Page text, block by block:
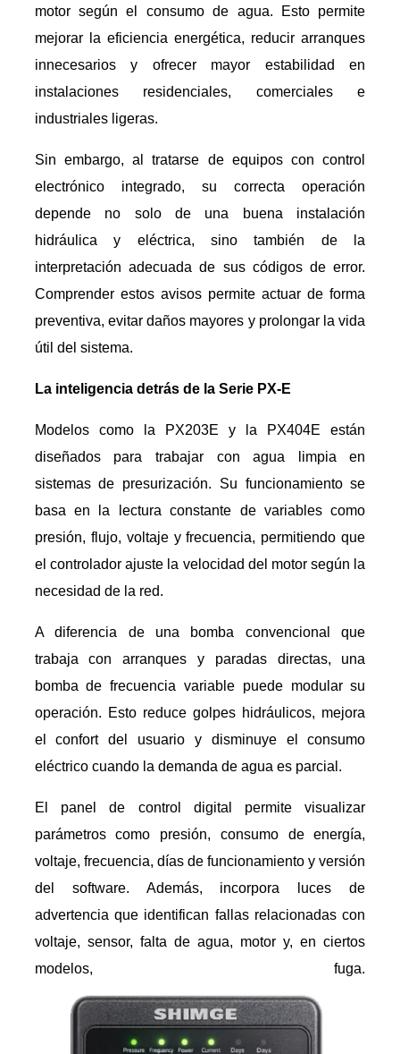
motor según el consumo de agua. Esto permite
mejorar la eficiencia energética, reducir arranques
innecesarios y ofrecer mayor estabilidad en
instalaciones residenciales, comerciales e
industriales ligeras.
Sin embargo, al tratarse de equipos con control
electrónico integrado, su correcta operación
depende no solo de una buena instalación
hidráulica y eléctrica, sino también de la
interpretación adecuada de sus códigos de error.
Comprender estos avisos permite actuar de forma
preventiva, evitar daños mayores y prolongar la vida
útil del sistema.
La inteligencia detrás de la Serie PX-E
Modelos como la PX203E y la PX404E están
diseñados para trabajar con agua limpia en
sistemas de presurización. Su funcionamiento se
basa en la lectura constante de variables como
presión, flujo, voltaje y frecuencia, permitiendo que
el controlador ajuste la velocidad del motor según la
necesidad de la red.
A diferencia de una bomba convencional que
trabaja con arranques y paradas directas, una
bomba de frecuencia variable puede modular su
operación. Esto reduce golpes hidráulicos, mejora
el confort del usuario y disminuye el consumo
eléctrico cuando la demanda de agua es parcial.
El panel de control digital permite visualizar
parámetros como presión, consumo de energía,
voltaje, frecuencia, días de funcionamiento y versión
del software. Además, incorpora luces de
advertencia que identifican fallas relacionadas con
voltaje, sensor, falta de agua, motor y, en ciertos
modelos, fuga.